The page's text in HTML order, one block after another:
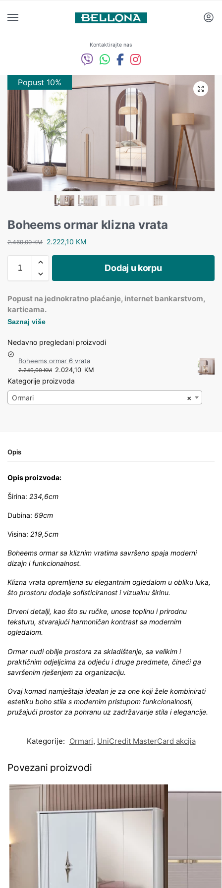
Kontaktirajte nas
Popust 10%
Boheems ormar klizna vrata
2.469,00KM 2.222,10 KM
Dodaj u korpu
Popust na jednokratno plaćanje, internet bankarstvom,
karticama.
Saznaj više
Nedavno pregledani proizvodi
Boheems ormar 6 vrata
2.249,00KM 2.024,10 KM
Kategorije proizvoda
×
Ormari
Opis
Opis proizvoda:
Širina: 234,6cm
Dubina: 69cm
Visina: 219,5cm
Boheems ormar sa kliznim vratima savršeno spaja moderni
dizajn i funkcionalnost.
Klizna vrata opremljena su elegantnim ogledalom u obliku luka,
što prostoru dodaje sofisticiranost i vizualnu širinu.
Drveni detalji, kao što su ručke, unose toplinu i prirodnu
teksturu, stvarajući harmoničan kontrast sa modernim
ogledalom.
Ormar nudi obilje prostora za skladištenje, sa velikim i
praktičnim odjeljcima za odjeću i druge predmete, čineći ga
savršenim rješenjem za organizaciju.
Ovaj komad namještaja idealan je za one koji žele kombinirati
estetiku boho stila s modernim pristupom funkcionalnosti,
pružajući prostor za pohranu uz zadržavanje stila i elegancije.
Kategorije: Ormari, UniCredit MasterCard akcija
Povezani proizvodi